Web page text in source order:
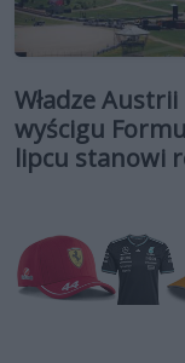
Władze
wyścigu
lipcu stanowi